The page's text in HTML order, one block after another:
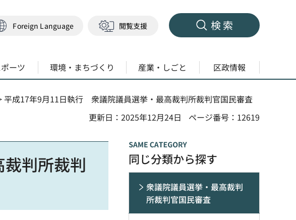
Foreign Language 閲覧支援 検索
ーツ 環境・まちづくり 産業・しごと 区政情報
平成17年9月11日執行 衆議院議員選挙・最高裁判所裁判官国民審査
更新日：2025年12月24日
ページ番号：12619
判所裁判
同じ分類から探す
衆議院議員選挙・最高裁判
所裁判官国民審査